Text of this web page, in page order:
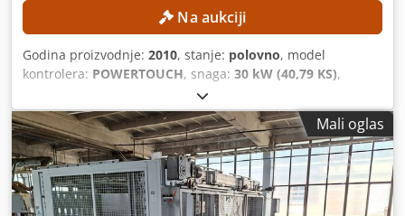
Na aukciji
Godina proizvodnje: 2010, stanje: polovno, model
kontrolera: POWERTOUCH, snaga: 30 kW (40,79 KS),
maksimalna dužina obratka:18.800 mm
(maks.):15.000 mm, brzina pomaka po X-osi:80 m/min,
TEHNIČKE KARAKTERISTIKE Dužina obratka: 18.800 mm
Širina obratka: 15.000 mm Minimalna dužina ploče: 2.000
mm Maksimalna dužina ploče: 4.300 mm Minimalna širina
ploče: 800 mm Maksimalna širina ploče: 2.200 mm
Maksimalna brzina pomaka: 80 m/min KARAKTERISTIKE
Mali oglas